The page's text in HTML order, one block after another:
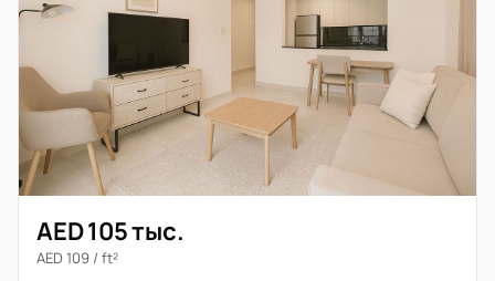
AED 105 тыс.
AED 109 / ft²